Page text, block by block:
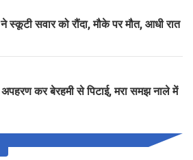
स्कूटी सवार को रौंदा, मौके पर मौत, आधी रात
कर बेरहमी से पिटाई, मरा समझ नाले में